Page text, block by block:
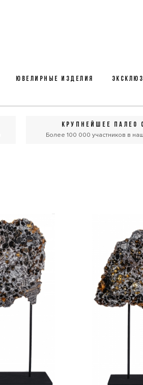
ЮВЕЛИРНЫЕ ИЗДЕЛИЯ
КРУПНЕЙШЕЕ ПАЛЕО
Более 100 000 участников в